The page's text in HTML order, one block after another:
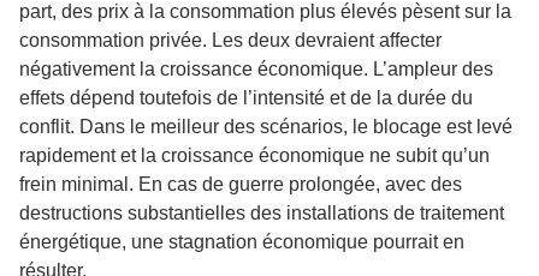
part, des prix à la consommation plus élevés pèsent sur la
consommation privée. Les deux devraient affecter
négativement la croissance économique. L’ampleur des
effets dépend toutefois de l’intensité et de la durée du
conflit. Dans le meilleur des scénarios, le blocage est levé
rapidement et la croissance économique ne subit qu’un
frein minimal. En cas de guerre prolongée, avec des
destructions substantielles des installations de traitement
énergétique, une stagnation économique pourrait en
résulter.